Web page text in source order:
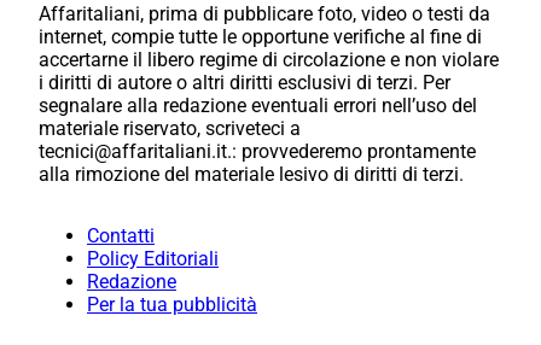
Affaritaliani, prima di pubblicare foto, video o testi da
internet, compie tutte le opportune verifiche al fine di
accertarne il libero regime di circolazione e non violare
i diritti di autore o altri diritti esclusivi di terzi. Per
segnalare alla redazione eventuali errori nell’uso del
materiale riservato, scriveteci a
tecnici@affaritaliani.it.: provvederemo prontamente
alla rimozione del materiale lesivo di diritti di terzi.
Contatti
Policy Editoriali
Redazione
Per la tua pubblicità